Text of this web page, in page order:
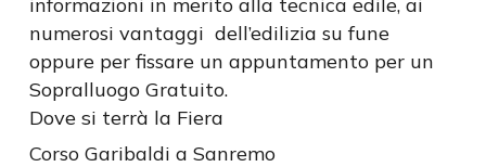
numerosi vantaggi dell’edilizia su fune
oppure per fissare un appuntamento per un
Sopralluogo Gratuito.
Dove si terrà la Fiera
Corso Garibaldi a Sanremo